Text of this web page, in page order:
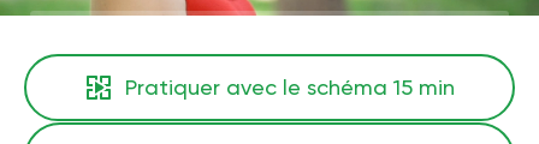
Pratiquer avec le schéma 15 min